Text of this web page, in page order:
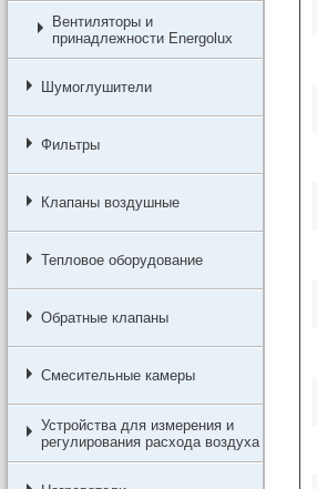
Вентиляторы и
принадлежности Energolux
Шумоглушители
Фильтры
Клапаны воздушные
Тепловое оборудование
Обратные клапаны
Смесительные камеры
Устройства для измерения и
регулирования расхода воздуха